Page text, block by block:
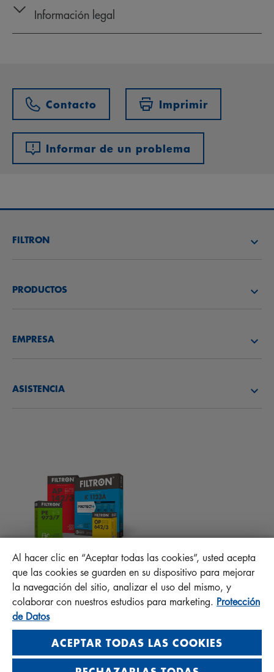
Información legal
Contacto Imprimir
Informar de un problema
FILTRON
BUSCAR DISTRIBUIDOR
BENEFIT PROGRAM
PRODUCTOS
EMPRESA
RESPONSABILIDAD DE LA CALIDAD
ASISTENCIA
PREGUNTAS FRECUENTES
MANN+HUMMEL FT Poland
Sp. z o. o. Sp. k.
ul. Wrocławska 145, 63-800 GOSTYŃ, POLAND
Privacy Statement
Imprint
Al hacer clic en “Aceptar todas las cookies”, usted acepta
que las cookies se guarden en su dispositivo para mejorar
la navegación del sitio, analizar el uso del mismo, y
colaborar con nuestros estudios para marketing. Protección
de Datos
ACEPTAR TODAS LAS COOKIES